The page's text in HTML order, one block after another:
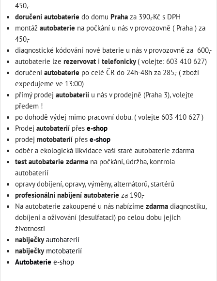
450,-
doručení autobaterie do domu Praha za 390,-Kč s DPH
montáž autobaterie na počkání u nás v provozovně ( Praha ) za
450,-
diagnostické kódování nové baterie u nás v provozovně za 600,-
autobaterie lze rezervovat i telefonicky( volejte: 603 410 627)
doručení autobaterie po celé ČR do 24h-48h za 285,- ( zboží
expedujeme ve 13:00)
přímý prodej autobaterií u nás v prodejně (Praha 3), volejte
předem !
po dohodě výdej mimo pracovní dobu. ( volejte 603 410 627 )
Prodej autobaterií přes e-shop
prodej motobaterií přes e-shop
odběr a ekologická likvidace vaší staré autobaterie zdarma
test autobaterie zdarma na počkání, údržba, kontrola
autobaterií
opravy dobíjení, opravy, výměny, alternátorů, startérů
profesionální nabijení autobaterie za 190,-
Na autobaterie zakoupené u nás nabízíme zdarma diagnostiku,
dobíjení a oživování (desulfataci) po celou dobu jejich
životnosti
nabiječkyautobaterií
nabiječkymotobaterií
Autobaterie e-shop